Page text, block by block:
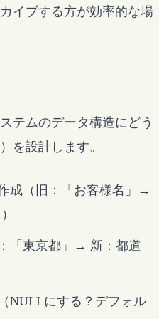
イブする方が効率的な場
テムのデータ構造にどう
を設計します。
成（旧：「お客様名」→
「東京都」→ 新：都道
NULLにする？デフォル